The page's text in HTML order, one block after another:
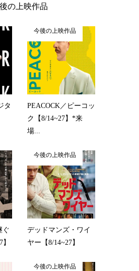
の上映作品
タ
今後の上映作品
PEACOCK／ピーコッ
ク【8/14~27】*来
場...
ぐ
今後の上映作品
デッドマンズ・ワイ
ヤー【8/14~27】
今後の上映作品